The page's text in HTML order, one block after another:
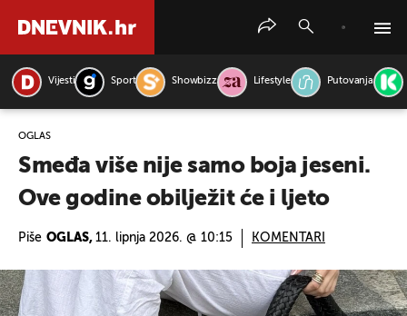
Vijesti Sport Showbizz Lifestyle Putovanja
OGLAS
Smeđa više nije samo boja jeseni.
Ove godine obilježit će i ljeto
Piše OGLAS, 11. lipnja 2026. @ 10:15 KOMENTARI
PRETRAŽITE VIJESTI